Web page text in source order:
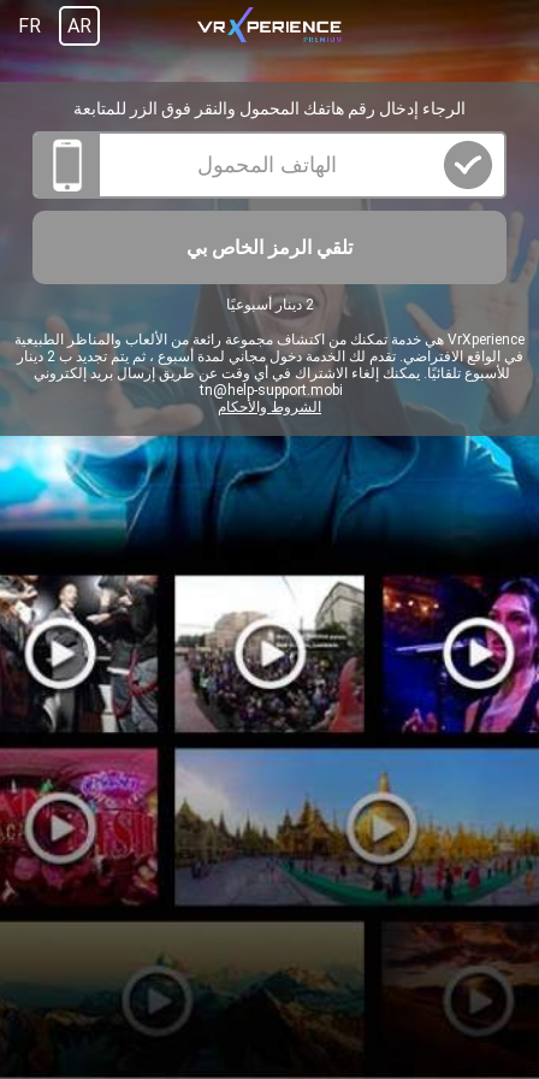
AR
FR
الرجاء إدخال رقم هاتفك المحمول والنقر فوق الزر للمتابعة
تلقي الرمز الخاص بي
2 دينار أسبوعيًا
VrXperience هي خدمة تمكنك من اكتشاف مجموعة رائعة من الألعاب والمناظر الطبيعية
في الواقع الافتراضي. تقدم لك الخدمة دخول مجاني لمدة أسبوع ، ثم يتم تجديد ب 2 دينار
للأسبوع تلقائيًا. يمكنك إلغاء الاشتراك في أي وقت عن طريق إرسال بريد إلكتروني
tn@help-support.mobi
الشروط والأحكام